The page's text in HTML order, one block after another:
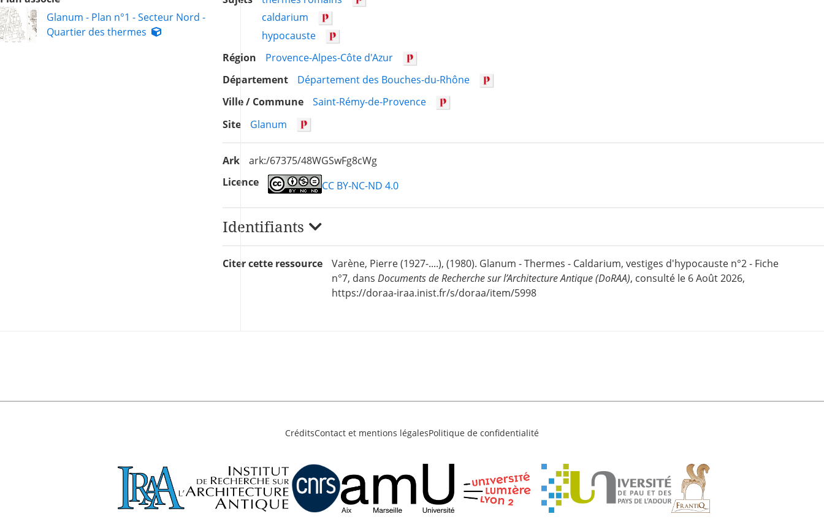
Glanum - Plan n°1 - Secteur Nord -
Quartier des thermes
caldarium
hypocauste
Région
Provence-Alpes-Côte d'Azur
Département
Département des Bouches-du-Rhône
Ville / Commune
Saint-Rémy-de-Provence
Site
Glanum
Ark
ark:/67375/48WGSwFg8cWg
Licence
CC BY-NC-ND 4.0
Identifiants
Citer cette ressource
Varène, Pierre (1927-....), (1980). Glanum - Thermes - Caldarium, vestiges d'hypocauste n°2 - Fiche
n°7, dans Documents de Recherche sur l’Architecture Antique (DoRAA), consulté le 6 Août 2026,
https://doraa-iraa.inist.fr/s/doraa/item/5998
CréditsContact et mentions légalesPolitique de confidentialité